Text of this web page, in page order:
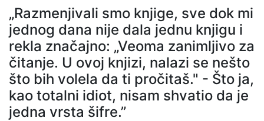
„Razmenjivali smo knjige, sve dok mi
jednog dana nije dala jednu knjigu i
rekla značajno: „Veoma zanimljivo za
čitanje. U ovoj knjizi, nalazi se nešto
što bih volela da ti pročitaš." - Što ja,
kao totalni idiot, nisam shvatio da je
jedna vrsta šifre.”